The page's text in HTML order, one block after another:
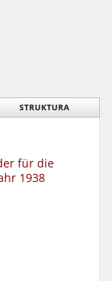
STRUKTURA
für die
1938